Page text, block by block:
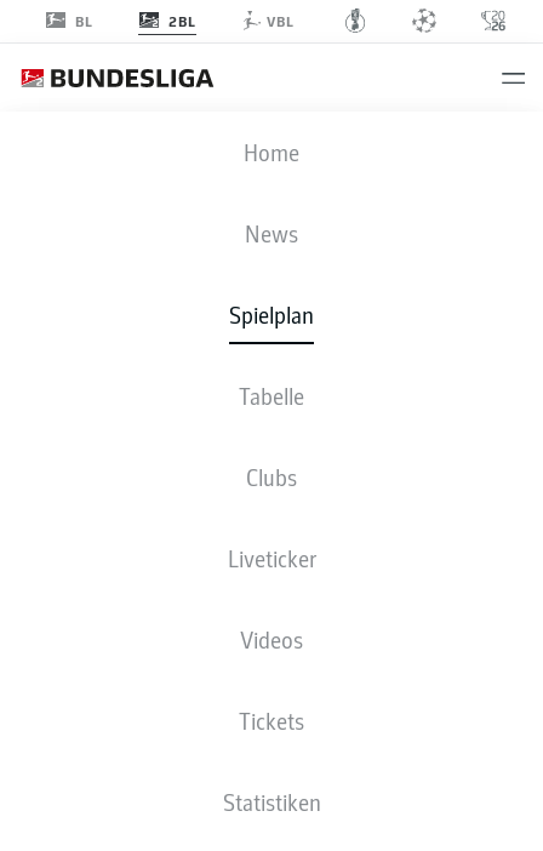
BL 2BL VBL
Home
News
Spielplan
Tabelle
Clubs
Liveticker
Videos
Tickets
Statistiken
DSC
1 1
AUFSTELLUNGEN